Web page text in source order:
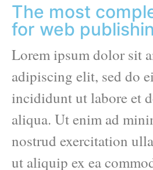
The most
for web
Lorem ipsum dolor sit
adipiscing elit, sed do
incididunt ut labore et
aliqua. Ut enim ad
nostrud exercitation
ut aliquip ex ea